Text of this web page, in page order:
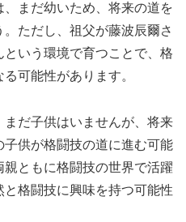
まだ幼いため、将来の道を
ただし、祖父が藤波辰爾さ
いう環境で育つことで、格
可能性があります。
だ子供はいませんが、将来
供が格闘技の道に進む可能
ともに格闘技の世界で活躍
格闘技に興味を持つ可能性